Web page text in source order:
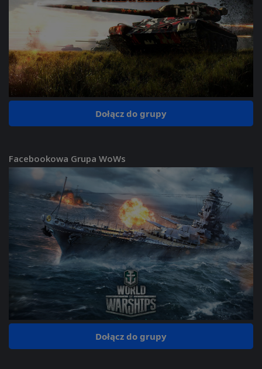
Dołącz do grupy
Facebookowa Grupa WoWs
Dołącz do grupy